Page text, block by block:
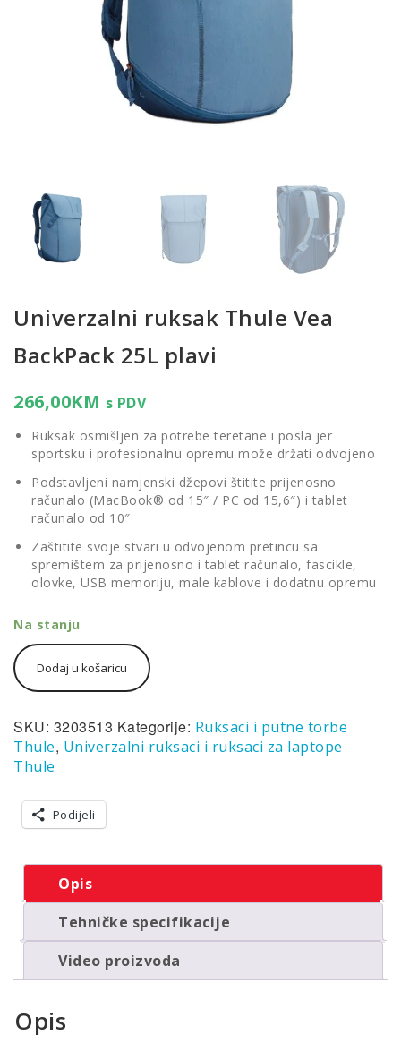
Univerzalni ruksak Thule Vea
BackPack 25L plavi
266,00KM s PDV
Ruksak osmišljen za potrebe teretane i posla jer
sportsku i profesionalnu opremu može držati odvojeno
Podstavljeni namjenski džepovi štitite prijenosno
računalo (MacBook® od 15″ / PC od 15,6″) i tablet
računalo od 10″
Zaštitite svoje stvari u odvojenom pretincu sa
spremištem za prijenosno i tablet računalo, fascikle,
olovke, USB memoriju, male kablove i dodatnu opremu
Na stanju
Univerzalni
ruksak
Thule
BackPack
25L
plavi
količina
Dodaj u košaricu
SKU: 3203513 Kategorije: Ruksaci i putne torbe
Thule, Univerzalni ruksaci i ruksaci za laptope
Thule
Podijeli
Opis
Tehničke specifikacije
Video proizvoda
Opis